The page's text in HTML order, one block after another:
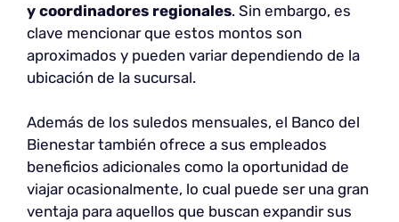
y coordinadores regionales. Sin embargo, es
clave mencionar que estos montos son
aproximados y pueden variar dependiendo de la
ubicación de la sucursal.
Además de los suledos mensuales, el Banco del
Bienestar también ofrece a sus empleados
beneficios adicionales como la oportunidad de
viajar ocasionalmente, lo cual puede ser una gran
ventaja para aquellos que buscan expandir sus